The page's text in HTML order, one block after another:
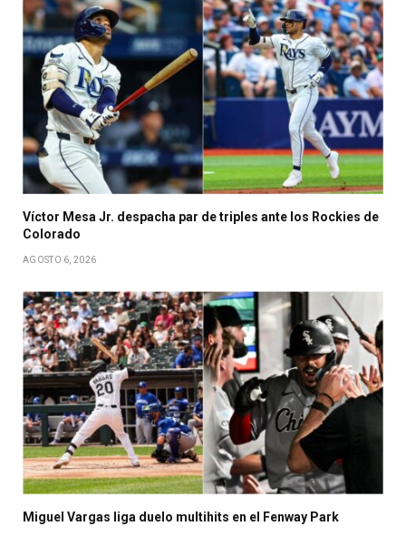
Víctor Mesa Jr. despacha par de triples ante los Rockies de
Colorado
AGOSTO 6, 2026
Miguel Vargas liga duelo multihits en el Fenway Park